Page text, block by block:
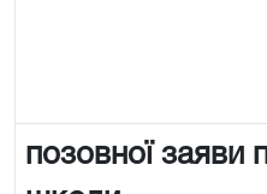
позовної заяви